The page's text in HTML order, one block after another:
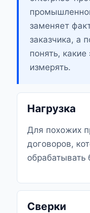
заменяет
заказчика, а
понять,
измерять.
Нагрузка
Для похожих
договоров,
обрабатывать
Сверки